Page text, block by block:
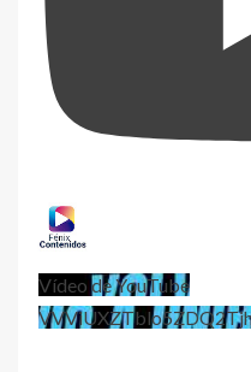
Vídeo de YouTube